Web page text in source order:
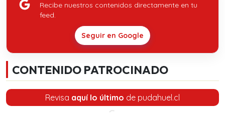
Recibe nuestros contenidos directamente en tu
feed.
Seguir en Google
CONTENIDO PATROCINADO
Revisa aquí lo último de pudahuel.cl